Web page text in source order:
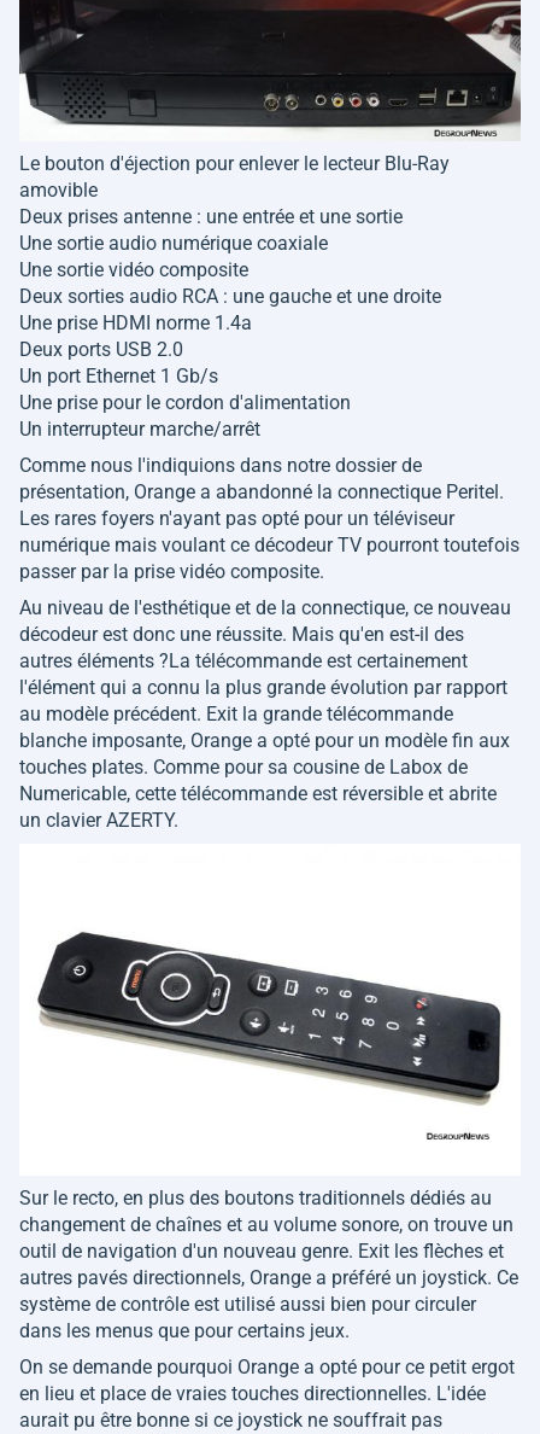
Le bouton d'éjection pour enlever le lecteur Blu-Ray
amovible
Deux prises antenne : une entrée et une sortie
Une sortie audio numérique coaxiale
Une sortie vidéo composite
Deux sorties audio RCA : une gauche et une droite
Une prise HDMI norme 1.4a
Deux ports USB 2.0
Un port Ethernet 1 Gb/s
Une prise pour le cordon d'alimentation
Un interrupteur marche/arrêt
Comme nous l'indiquions dans notre dossier de
présentation, Orange a abandonné la connectique Peritel.
Les rares foyers n'ayant pas opté pour un téléviseur
numérique mais voulant ce décodeur TV pourront toutefois
passer par la prise vidéo composite.
Au niveau de l'esthétique et de la connectique, ce nouveau
décodeur est donc une réussite. Mais qu'en est-il des
autres éléments ?La télécommande est certainement
l'élément qui a connu la plus grande évolution par rapport
au modèle précédent. Exit la grande télécommande
blanche imposante, Orange a opté pour un modèle fin aux
touches plates. Comme pour sa cousine de Labox de
Numericable, cette télécommande est réversible et abrite
un clavier AZERTY.
Sur le recto, en plus des boutons traditionnels dédiés au
changement de chaînes et au volume sonore, on trouve un
outil de navigation d'un nouveau genre. Exit les flèches et
autres pavés directionnels, Orange a préféré un joystick. Ce
système de contrôle est utilisé aussi bien pour circuler
dans les menus que pour certains jeux.
On se demande pourquoi Orange a opté pour ce petit ergot
en lieu et place de vraies touches directionnelles. L'idée
aurait pu être bonne si ce joystick ne souffrait pas